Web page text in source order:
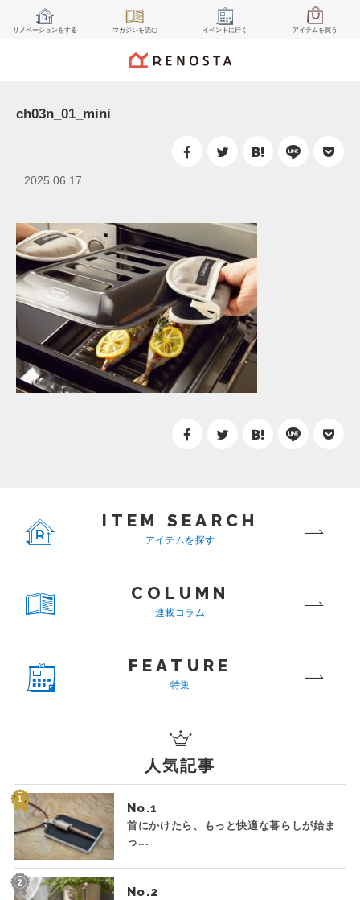
リノベーションをする マガジンを読む イベント に行く アイテムを買う
ch03n_01_mini
2025.06.17
ITEM SEARCH
アイテムを探す
COLUMN
連載コラム
FEATURE
特集
人気記事
No.
首にかけたら、もっと快適な暮らしが始ま
っ...
No.